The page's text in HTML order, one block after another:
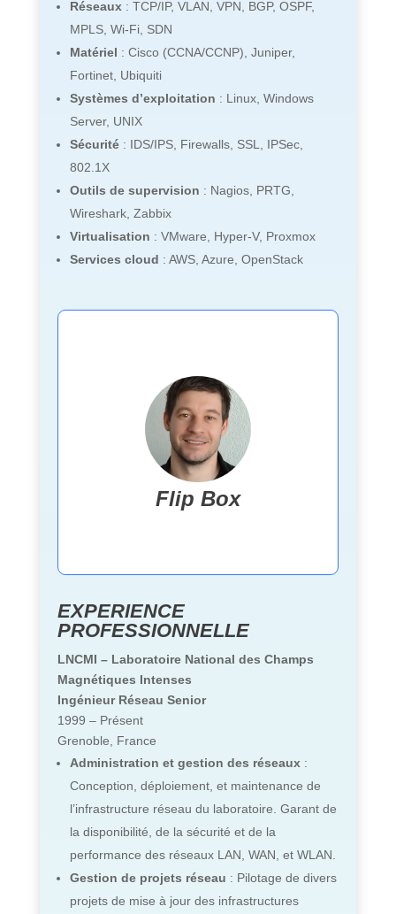
Réseaux: TCP/IP, VLAN, VPN, BGP, OSPF,
MPLS, Wi-Fi, SDN
Matériel : Cisco (CCNA/CCNP), Juniper,
Fortinet, Ubiquiti
Systèmes d’exploitation : Linux, Windows
Server, UNIX
Sécurité: IDS/IPS, Firewalls, SSL, IPSec,
802.1X
Outils de supervision : Nagios, PRTG,
Wireshark, Zabbix
Virtualisation : VMware, Hyper-V, Proxmox
Services cloud : AWS, Azure, OpenStack
Flip Box
Sébastien Buisson
EXPERIENCE
PROFESSIONNELLE
LNCMI – Laboratoire National des Champs
Magnétiques Intenses
Ingénieur Réseau Senior
1999 – Présent
Grenoble, France
Administration et gestion des réseaux:
Conception, déploiement, et maintenance de
l’infrastructure réseau du laboratoire. Garant de
la disponibilité, de la sécurité et de la
performance des réseaux LAN, WAN, et WLAN.
Gestion de projets réseau : Pilotage de divers
projets de mise à jour des infrastructures